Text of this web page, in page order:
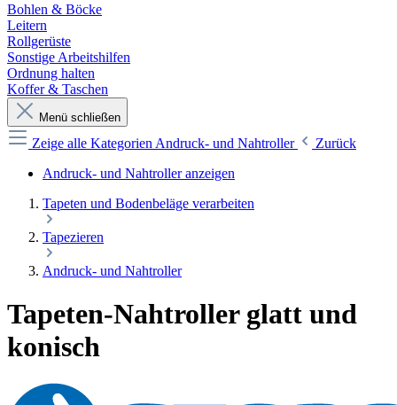
Bohlen & Böcke
Leitern
Rollgerüste
Sonstige Arbeitshilfen
Ordnung halten
Koffer & Taschen
Menü schließen
Zeige alle Kategorien Andruck- und Nahtroller
Zurück
Andruck- und Nahtroller anzeigen
Tapeten und Bodenbeläge verarbeiten
Tapezieren
Andruck- und Nahtroller
Tapeten-Nahtroller glatt und
konisch